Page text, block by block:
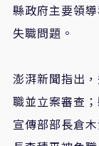
縣政府主要領
失職問題。
澎湃新聞指出
職並立案審查
宣傳部部長倉